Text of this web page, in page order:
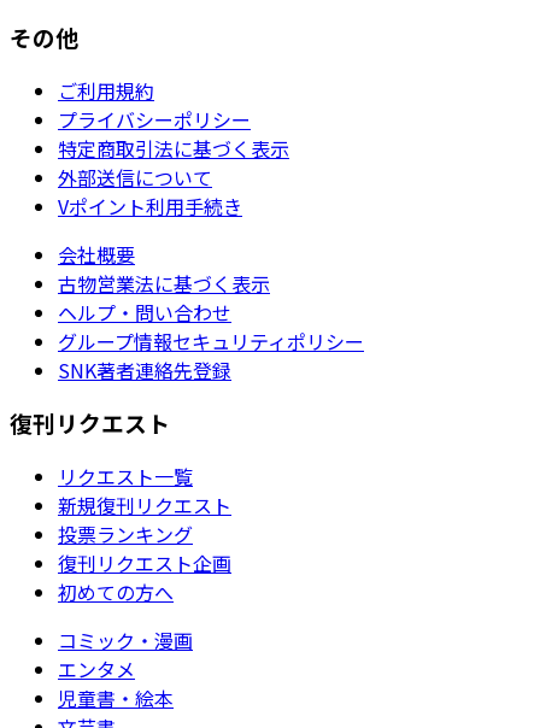
その他
ご利用規約
プライバシーポリシー
特定商取引法に基づく表示
外部送信について
Vポイント利用手続き
会社概要
古物営業法に基づく表示
ヘルプ・問い合わせ
グループ情報セキュリティポリシー
SNK著者連絡先登録
復刊リクエスト
リクエスト一覧
新規復刊リクエスト
投票ランキング
復刊リクエスト企画
初めての方へ
コミック・漫画
エンタメ
児童書・絵本